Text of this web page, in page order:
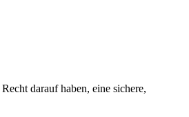
darauf haben, eine sichere,